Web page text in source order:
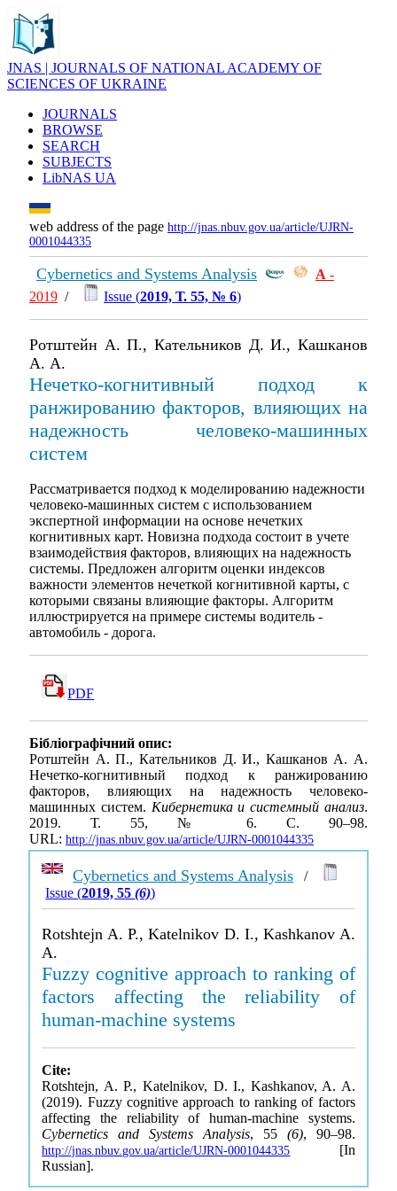
JNAS | JOURNALS OF NATIONAL ACADEMY OF
SCIENCES OF UKRAINE
JOURNALS
BROWSE
SEARCH
SUBJECTS
LibNAS UA
web address of the page http://jnas.nbuv.gov.ua/article/UJRN-
0001044335
Cybernetics and Systems Analysis А -
2019 / Issue (2019, Т. 55, № 6)
Ротштейн А. П., Кательников Д. И., Кашканов
А. А.
Нечетко-когнитивный подход к
ранжированию факторов, влияющих на
надежность человеко-машинных
систем
Рассматривается подход к моделированию надежности
человеко-машинных систем с использованием
экспертной информации на основе нечетких
когнитивных карт. Новизна подхода состоит в учете
взаимодействия факторов, влияющих на надежность
системы. Предложен алгоритм оценки индексов
важности элементов нечеткой когнитивной карты, с
которыми связаны влияющие факторы. Алгоритм
иллюстрируется на примере системы водитель -
автомобиль - дорога.
PDF
Бібліографічний опис:
Ротштейн А. П., Кательников Д. И., Кашканов А. А.
Нечетко-когнитивный подход к ранжированию
факторов, влияющих на надежность человеко-
машинных систем. Кибернетика и системный анализ.
2019. Т. 55, № 6. С. 90–98.
URL: http://jnas.nbuv.gov.ua/article/UJRN-0001044335
Cybernetics and Systems Analysis /
Issue (2019, 55(6))
Rotshtejn A. P., Katelnikov D. I., Kashkanov A.
A.
Fuzzy cognitive approach to ranking of
factors affecting the reliability of
human-machine systems
Cite:
Rotshtejn, A. P., Katelnikov, D. I., Kashkanov, A. A.
(2019). Fuzzy cognitive approach to ranking of factors
affecting the reliability of human-machine systems.
Cybernetics and Systems Analysis, 55 (6), 90–98.
http://jnas.nbuv.gov.ua/article/UJRN-0001044335 [In
Russian].